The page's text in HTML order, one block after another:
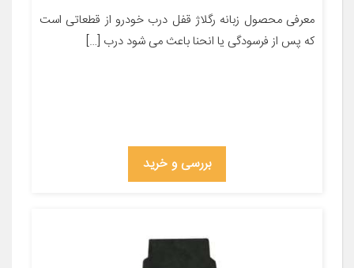
معرفی محصول زبانه رگلاژ قفل درب خودرو از قطعاتی است
که پس از فرسودگی یا انحنا باعث می شود درب […]
بررسی و خرید